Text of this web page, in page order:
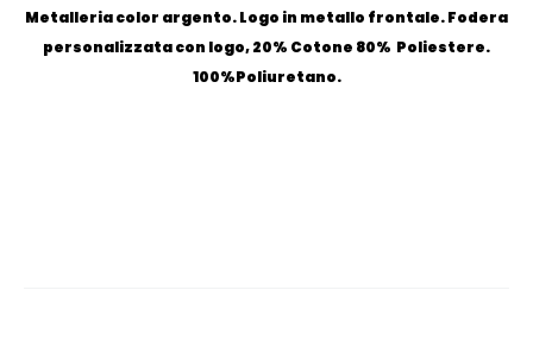
Metalleria color argento. Logo in metallo frontale. Fodera
personalizzata con logo, 20% Cotone 80% Poliestere.
100%Poliuretano.